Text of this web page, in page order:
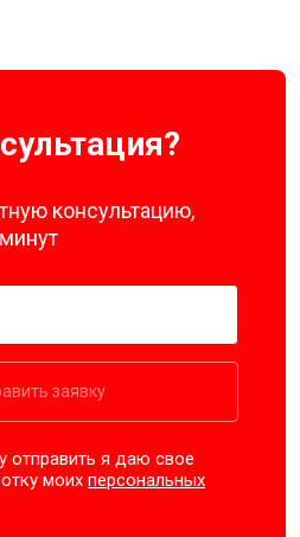
консультацию,
заявку
отправить я даю свое
моихперсональных